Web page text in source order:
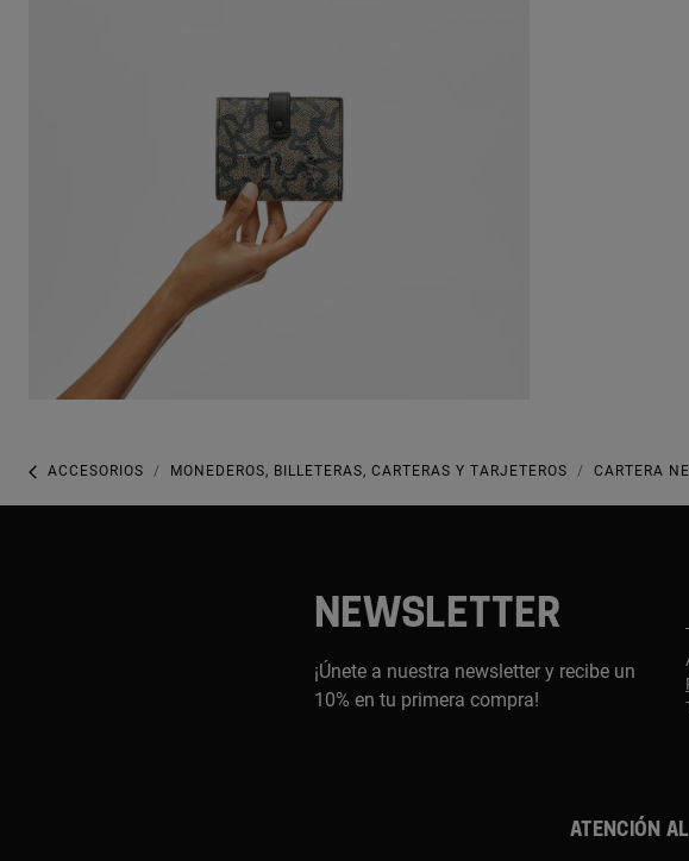
ACCESORIOS MONEDEROS, BILLETERAS, CARTERAS Y TARJETEROS CARTERA
NEWSLETTER
¡Únete a nuestra newsletter y recibe un
10% en tu primera compra!
Atención